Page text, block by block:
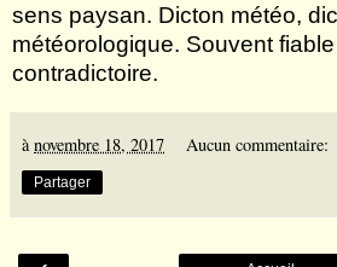
sens paysan. Dicton météo,
météorologique. Souvent
contradictoire.
ànovembre 18, 2017 Aucun commentaire:
Partager